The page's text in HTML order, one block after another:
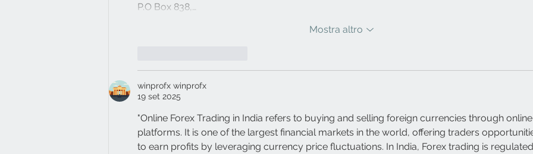
P.O Box 838,…
Mostra altro
winprofx winprofx
19 set 2025
"Online Forex Trading in India refers to buying and selling foreign currencies through online
platforms. It is one of the largest financial markets in the world, offering traders
to earn profits by leveraging currency price fluctuations. In India, Forex trading is regulated